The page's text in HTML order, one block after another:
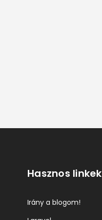
Hasznos linkek
Irány a blogom!